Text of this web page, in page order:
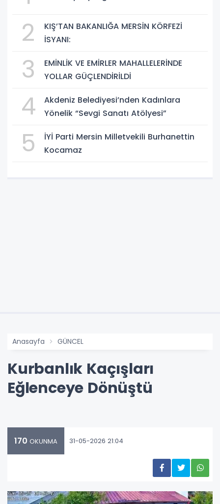
2
KIŞ’TAN BAKANLIĞA MERSİN KÖRFEZİ
İSYANI:
3
EMİNLİK VE EMİRLER MAHALLELERİNDE
YOLLAR GÜÇLENDİRİLDİ
4
Akdeniz Belediyesi’nden Kadınlara
Yönelik “Sevgi Sanatı Atölyesi”
5
İYİ Parti Mersin Milletvekili Burhanettin
Kocamaz
Anasayfa GÜNCEL
Kurbanlık Kaçışları
Eğlenceye Dönüştü
170 OKUNMA 31-05-2026 21:04